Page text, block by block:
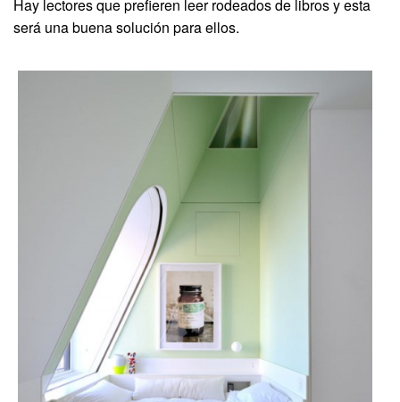
Hay lectores que prefieren leer rodeados de libros y esta
será una buena solución para ellos.